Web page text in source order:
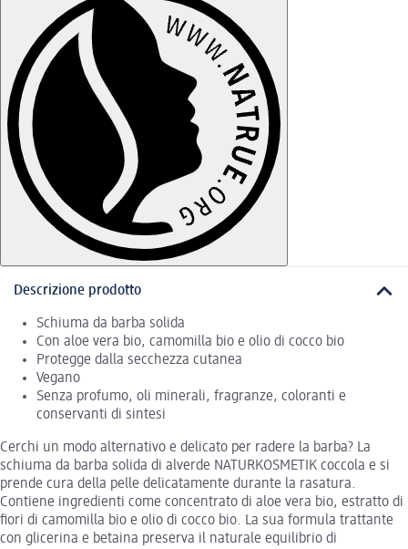
Descrizione prodotto
Schiuma da barba solida
Con aloe vera bio, camomilla bio e olio di cocco bio
Protegge dalla secchezza cutanea
Vegano
Senza profumo, oli minerali, fragranze, coloranti e
conservanti di sintesi
Cerchi un modo alternativo e delicato per radere la barba? La
schiuma da barba solida di alverde NATURKOSMETIK coccola e si
prende cura della pelle delicatamente durante la rasatura.
Contiene ingredienti come concentrato di aloe vera bio, estratto di
fiori di camomilla bio e olio di cocco bio. La sua formula trattante
con glicerina e betaina preserva il naturale equilibrio di